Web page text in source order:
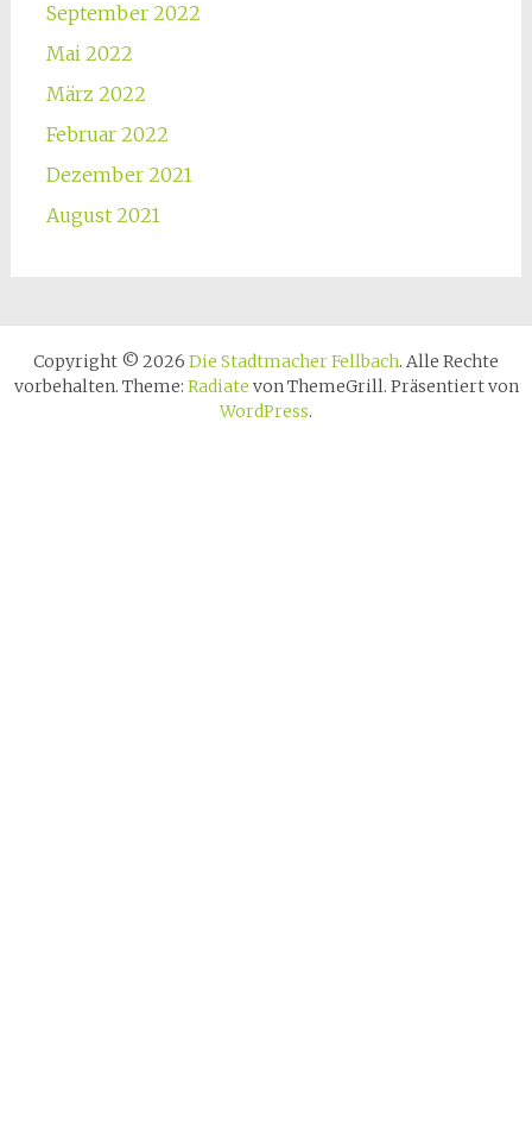
September 2022
Mai 2022
März 2022
Februar 2022
Dezember 2021
August 2021
Copyright © 2026 Die Stadtmacher Fellbach. Alle Rechte
vorbehalten. Theme: Radiate von ThemeGrill. Präsentiert von
WordPress.